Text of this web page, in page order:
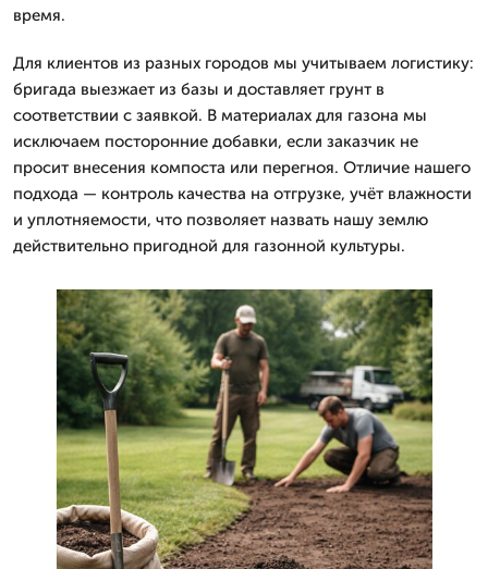
время.
Для клиентов из разных городов мы учитываем логистику:
бригада выезжает из базы и доставляет грунт в
соответствии с заявкой. В материалах для газона мы
исключаем посторонние добавки, если заказчик не
просит внесения компоста или перегноя. Отличие нашего
подхода — контроль качества на отгрузке, учёт влажности
и уплотняемости, что позволяет назвать нашу землю
действительно пригодной для газонной культуры.